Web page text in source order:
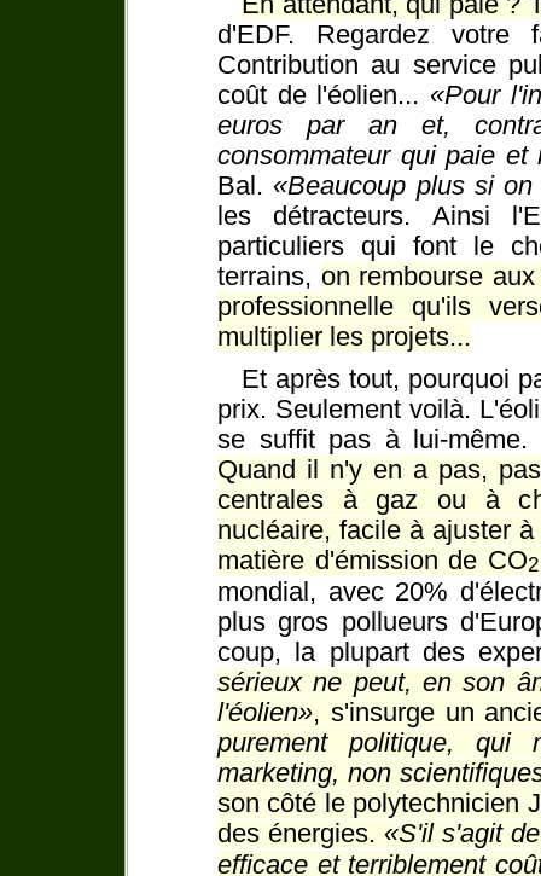
d'EDF. Regardez
Contribution au service
coût de l'éolien...
Pour
euros par an et,
consommateur qui paie et
Bal. Beaucoup plus si
les détracteurs. Ainsi
particuliers qui font le
terrains, on rembourse
professionnelle qu'ils
multiplier les projets...
Et après tout, pourquoi
prix. Seulement voilà.
se suffit pas à lui-même.
Quand il n'y en a pas,
centrales à gaz ou à
nucléaire, facile à ajuster
matière d'émission de CO2
mondial, avec 20%
plus gros pollueurs
coup, la plupart des
sérieux ne peut, en son
l'éolien , s'insurge un
purement politique, qui
marketing, non
son côté le polytechnicien
des énergies.
S'il s'agit
efficace et terriblement